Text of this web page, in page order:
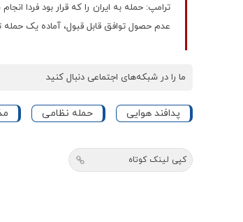
ترامپ: حمله به ایران را که قرار بود فردا
عدم حصول توافق قابل قبول، آماده یک حمله
ما را در شبکه‌های اجتماعی دنبال کنید
پدافند هوایی حمله نظامی
کپی لینک کوتاه